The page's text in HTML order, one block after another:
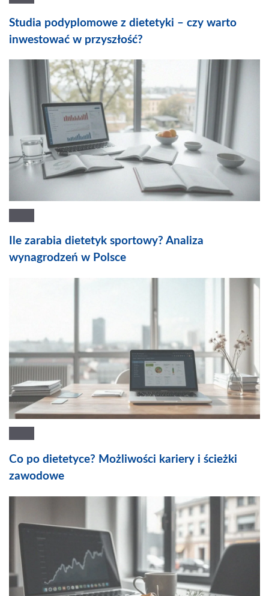
Studia podyplomowe z dietetyki – czy warto
inwestować w przyszłość?
Ile zarabia dietetyk sportowy? Analiza
wynagrodzeń w Polsce
Co po dietetyce? Możliwości kariery i ścieżki
zawodowe